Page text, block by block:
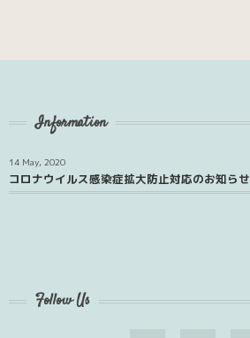
Information
14 May, 2020
コロナウイルス感染症拡大防止対応のお知らせ
Follow Us